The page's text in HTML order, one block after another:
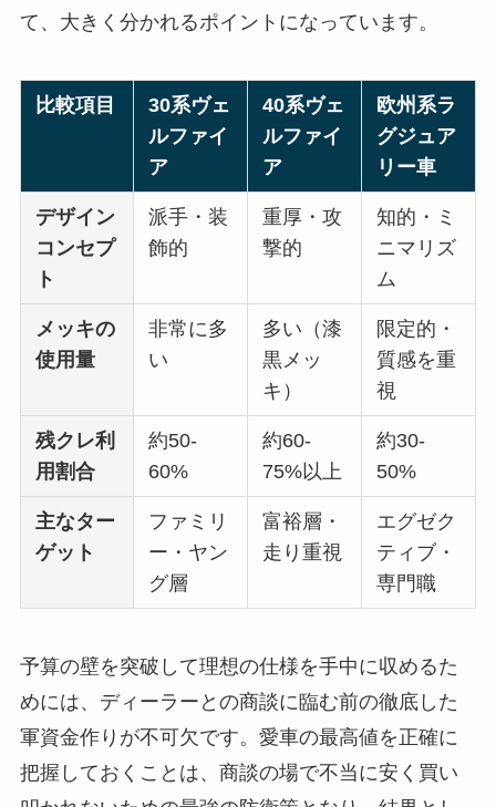
て、大きく分かれるポイントになっています。
比較項目
30系ヴェ
ルファイ
ア
40系ヴェ
ルファイ
ア
欧州系ラ
グジュア
リー車
デザイン
コンセプ
ト
派手・装
飾的
重厚・攻
撃的
知的・ミ
ニマリズ
ム
メッキの
使用量
非常に多
い
多い（漆
黒メッ
キ）
限定的・
質感を重
視
残クレ利
用割合
約50-
60%
約60-
75%以上
約30-
50%
主なター
ゲット
ファミリ
ー・ヤン
グ層
富裕層・
走り重視
エグゼク
ティブ・
専門職
予算の壁を突破して理想の仕様を手中に収めるた
めには、ディーラーとの商談に臨む前の徹底した
軍資金作りが不可欠です。愛車の最高値を正確に
把握しておくことは、商談の場で不当に安く買い